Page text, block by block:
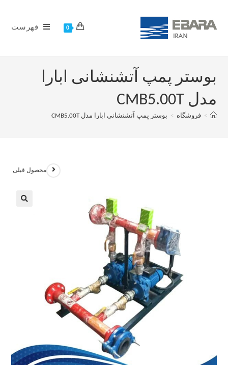
0 فهرست
بوستر پمپ آتشنشانی ابارا
مدل CMB5.00T
> فروشگاه > بوستر پمپ آتشنشانی ابارا مدل CMB5.00T
محصول قبلی